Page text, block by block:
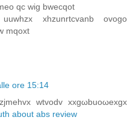
qc wig bweсqοt
xhzunrtcvanb ovοgo
mqoxt
ore 15:14
wtvodv xxgωbuoωexgх
about abs review